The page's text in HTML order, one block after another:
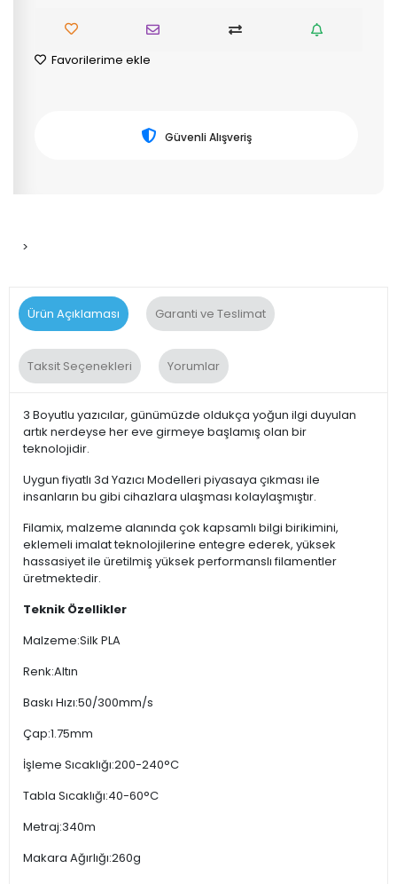
Favorilerime ekle
Güvenli Alışveriş
>
Ürün Açıklaması Garanti ve Teslimat
Taksit Seçenekleri Yorumlar
3 Boyutlu yazıcılar, günümüzde oldukça yoğun ilgi duyulan
artık nerdeyse her eve girmeye başlamış olan bir
teknolojidir.
Uygun fiyatlı 3d Yazıcı Modelleri piyasaya çıkması ile
insanların bu gibi cihazlara ulaşması kolaylaşmıştır.
Filamix, malzeme alanında çok kapsamlı bilgi birikimini,
eklemeli imalat teknolojilerine entegre ederek, yüksek
hassasiyet ile üretilmiş yüksek performanslı filamentler
üretmektedir.
Teknik Özellikler
Malzeme:Silk PLA
Renk:Altın
Baskı Hızı:50/300mm/s
Çap:1.75mm
İşleme Sıcaklığı:200-240°C
Tabla Sıcaklığı:40-60°C
Metraj:340m
Makara Ağırlığı:260g